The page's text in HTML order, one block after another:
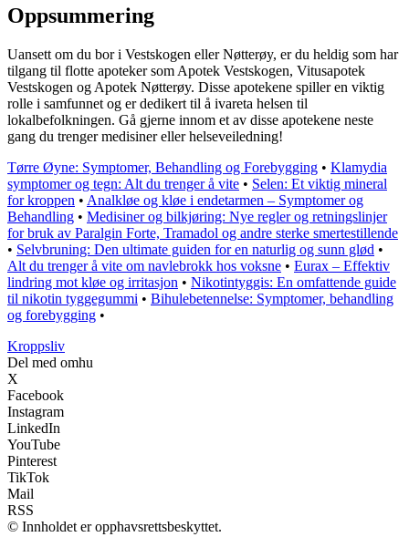
Oppsummering
Uansett om du bor i Vestskogen eller Nøtterøy, er du heldig som har
tilgang til flotte apoteker som Apotek Vestskogen, Vitusapotek
Vestskogen og Apotek Nøtterøy. Disse apotekene spiller en viktig
rolle i samfunnet og er dedikert til å ivareta helsen til
lokalbefolkningen. Gå gjerne innom et av disse apotekene neste
gang du trenger medisiner eller helseveiledning!
Tørre Øyne: Symptomer, Behandling og Forebygging • Klamydia
symptomer og tegn: Alt du trenger å vite • Selen: Et viktig mineral
for kroppen • Analkløe og kløe i endetarmen – Symptomer og
Behandling • Medisiner og bilkjøring: Nye regler og retningslinjer
for bruk av Paralgin Forte, Tramadol og andre sterke smertestillende
• Selvbruning: Den ultimate guiden for en naturlig og sunn glød •
Alt du trenger å vite om navlebrokk hos voksne • Eurax – Effektiv
lindring mot kløe og irritasjon • Nikotintyggis: En omfattende guide
til nikotin tyggegummi • Bihulebetennelse: Symptomer, behandling
og forebygging •
Kroppsliv
Del med omhu
X
Facebook
Instagram
LinkedIn
YouTube
Pinterest
TikTok
Mail
RSS
© Innholdet er opphavsrettsbeskyttet.